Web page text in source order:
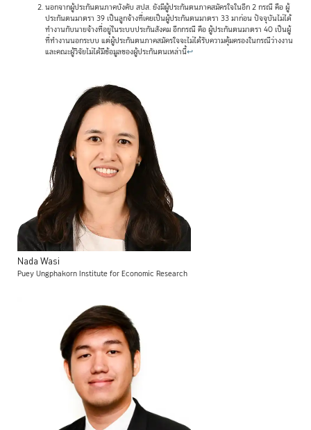
นอกจากผู้ประกันตนภาคบังคับ สปส. ยังมีผู้ประกันตนภาคสมัครใจในอีก 2 กรณี คือ ผู้
ประกันตนมาตรา 39 เป็นลูกจ้างที่เคยเป็นผู้ประกันตนมาตรา 33 มาก่อน ปัจจุบันไม่ได้
ทำงานกับนายจ้างที่อยู่ในระบบประกันสังคม อีกกรณี คือ ผู้ประกันตนมาตรา 40 เป็นผู้
ที่ทำงานนอกระบบ แต่ผู้ประกันตนภาคสมัครใจจะไม่ได้รับความคุ้มครองในกรณีว่างงาน
และคณะผู้วิจัยไม่ได้มีข้อมูลของผู้ประกันตนเหล่านี้↩
Nada Wasi
Puey Ungphakorn Institute for Economic Research